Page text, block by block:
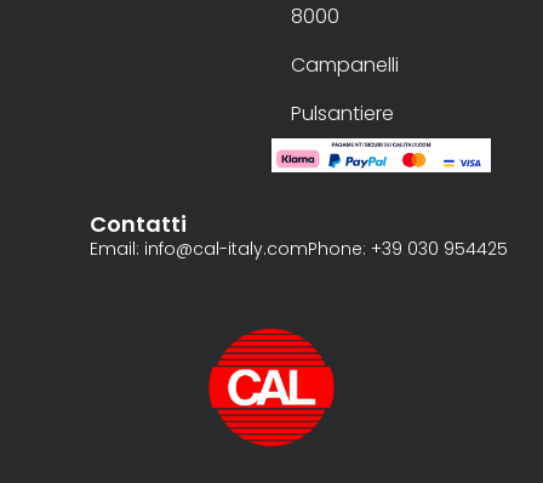
8000
Campanelli
Pulsantiere
Contatti
Email: info@cal-italy.comPhone: +39 030 954425